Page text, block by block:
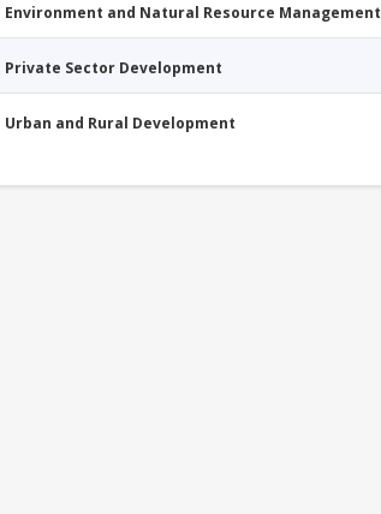
Environment and Natural Resource Management
Private Sector Development
Urban and Rural Development